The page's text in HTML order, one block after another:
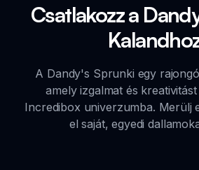
Csatlakozz a
A Dandy's Sprunki egy
amely izgalmat és
Incredibox univerzumba. Merülj
el saját, egyedi